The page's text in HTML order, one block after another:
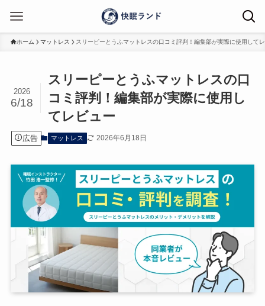
ホーム マットレス スリーピーとうふマットレスの口コミ評判！編集部が実際に使用して
スリーピーとうふマットレスの口
コミ評判！編集部が実際に使用し
てレビュー
2026
6/18
広告 マットレス 2026年6月18日